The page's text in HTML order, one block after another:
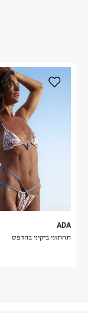
ADA
תחתוני ביקיני בהדפס